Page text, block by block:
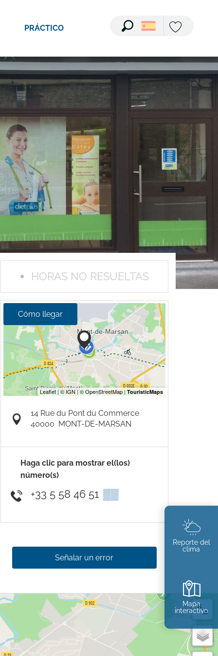
PRÁCTICO
Reporte del
clima
Mapa
interactivo
HORAS NO RESUELTAS
Cómo llegar
14 Rue du Pont du Commerce
40000 MONT-DE-MARSAN
Haga clic para mostrar el(los)
número(s)
+33 5 58 46 51 ▒▒
Señalar un error